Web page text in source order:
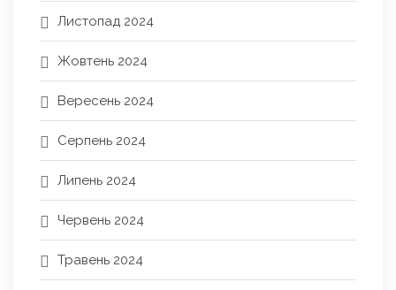
Листопад 2024
Жовтень 2024
Вересень 2024
Серпень 2024
Липень 2024
Червень 2024
Травень 2024